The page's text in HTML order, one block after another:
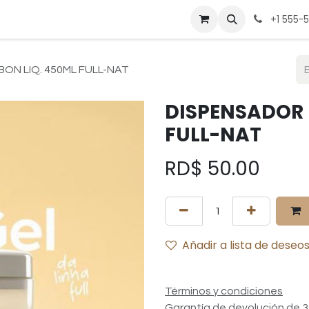
Muebles +1 555-
LIQ. 450ML FULL-NAT
FULL-NAT
RD$ 50.00
Añadir a lista de deseos
Términos y condiciones